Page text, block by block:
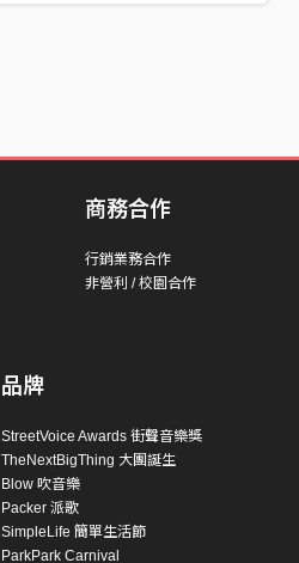
商務合作
行銷業務合作
非營利 / 校園合作
品牌
StreetVoice Awards 街聲音樂獎
TheNextBigThing 大團誕生
Blow 吹音樂
Packer 派歌
SimpleLife 簡單生活節
ParkPark Carnival